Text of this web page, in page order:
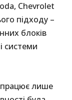
Chevrolet
підходу –
блоків
системи
лише